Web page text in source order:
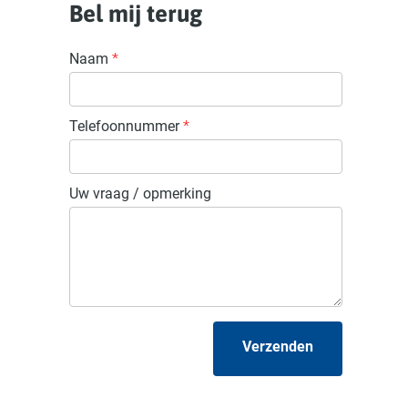
Bel mij terug
Naam *
Telefoonnummer*
Uw vraag / opmerking
Verzenden